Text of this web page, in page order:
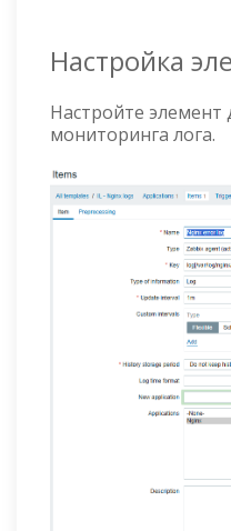
Настройка
Настройте элемент
мониторинга лога.